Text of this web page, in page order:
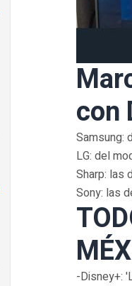
con
Samsung:
LG: del
Sharp: las
Sony: las
-Disney+: